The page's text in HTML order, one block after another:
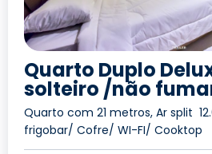
Quarto Duplo
solteiro /não
Quarto com 21 metros, Ar split
frigobar/ Cofre/ WI-FI/ Cooktop